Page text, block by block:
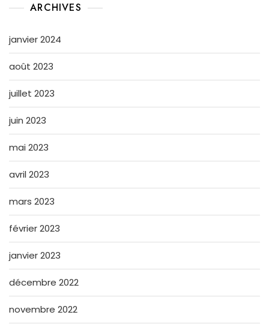
ARCHIVES
janvier 2024
août 2023
juillet 2023
juin 2023
mai 2023
avril 2023
mars 2023
février 2023
janvier 2023
décembre 2022
novembre 2022